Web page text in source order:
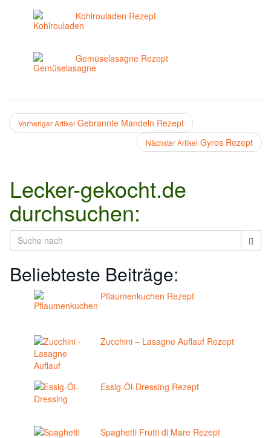
Kohlrouladen Rezept
Gemüselasagne Rezept
Vorheriger Artikel Gebrannte Mandeln Rezept
Nächster Artikel Gyros Rezept
Lecker-gekocht.de
durchsuchen:
Beliebteste Beiträge:
Pflaumenkuchen Rezept
Zucchini – Lasagne Auflauf Rezept
Essig-Öl-Dressing Rezept
Spaghetti Frutti di Mare Rezept